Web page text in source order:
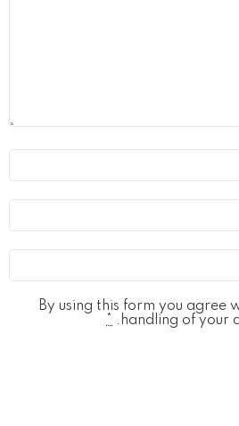
By using this form you agree
handling of your